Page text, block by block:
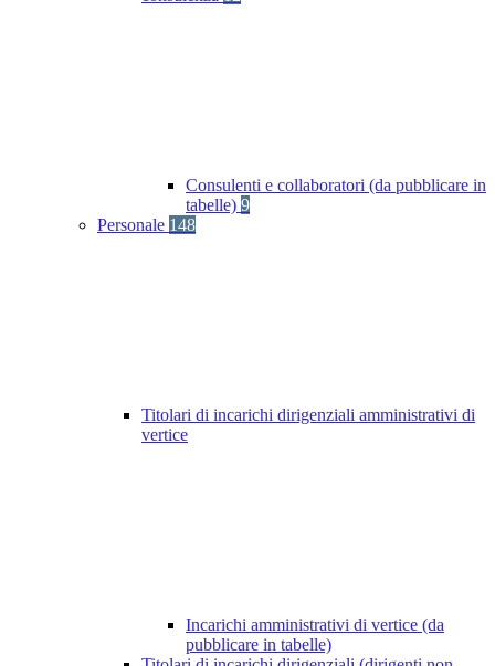
Consulenti e collaboratori (da pubblicare in
tabelle) 9
Personale 148
Titolari di incarichi dirigenziali amministrativi di
vertice
Incarichi amministrativi di vertice (da
pubblicare in tabelle)